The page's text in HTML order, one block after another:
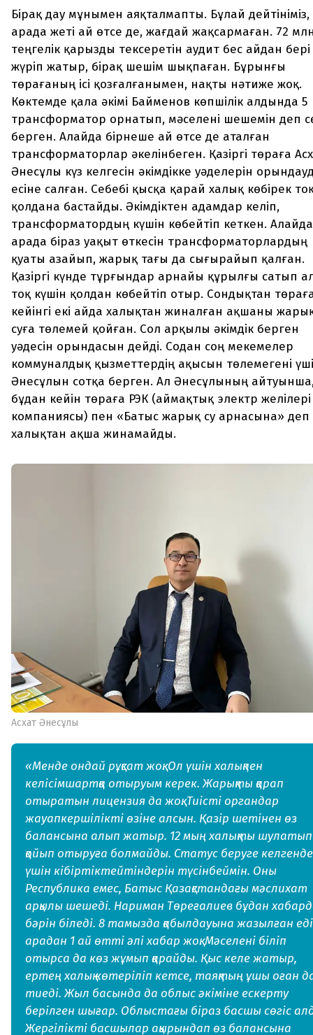
Бірақ дау мұнымен аяқталмапты. Бұлай дейтініміз,
арада жеті ай өтсе де, жағдай жақсармаған. 72
теңгелік қарызды тексеретін аудит бес айдан бері
жүріп жатыр, бірақ шешім шықпаған. Бұрынғы
төрағаның ісі қозғалғанымен, нақты нәтиже жоқ.
Көктемде қала әкімі Байменов көпшілік алдында 5
трансформатор орнатып, мәселені шешемін деп
берген. Алайда бірнеше ай өтсе де аталған
трансформаторлар әкелінбеген. Қазіргі төраға
Әнесұлы күз келгесін әкімдікке уәделерін
есіне салған. Себебі қысқа қарай халық көбірек
қолдана бастайды. Әкімдіктен адамдар келіп,
трансформатордың күшін көбейтіп кеткен. Алайда
арада біраз уақыт өткесін трансформаторлардың
қуаты азайып, жарық тағы да сығырайып қалған.
Қазіргі күнде тұрғындар арнайы құрылғы сатып
тоқ күшін қолдан көбейтіп отыр. Сондықтан
кейінгі екі айда халықтан жиналған ақшаны
суға төлемей қойған. Сол арқылы әкімдік берген
уәдесін орындасын дейді. Содан соң мекемелер
коммуналдық қызметтердің ақысын төлемегені
Әнесұлын сотқа берген. Ал Әнесұлының
бұдан кейін төраға РЭК (аймақтық электр желілері
компаниясы) пен «Батыс жарық су арнасына» деп
халықтан ақша жинамайды.
Асхат Әнесұлы
«Менде ондай рұқсат жоқ. Ол үшін халықпен
келісімшартқа отыруым керек. Жарықты қарап
отыратын лицензия да жоқ. Тиісті органдар
жауапкершілікті өзіне алсын. Қазір шетінен өз
балансына алып жатыр. 12 мың халықты шулатып
қойып отыруға болмайды. Статус беруге
үшін кібіртіктейтіндерін түсінбеймін. Оны
Республика емес, Батыс Қазақстандағы мәслихат
арқылы шешеді. Нариман Төреғалиев бұдан
бәрін біледі. 8 тамызда қабылдауына жазылған
арадан 1 ай өтті әлі хабар жоқ. Мәселені біліп
отырса да көз жұмып қарайды. Қыс келе жатыр,
ертең халық көтеріліп кетсе, таяқтың ұшы оған
тиеді. Жыл басында да облыс әкіміне ескерту
берілген шығар. Облыстағы біраз басшы сөгіс
Жергілікті басшылар ақырындап өз балансына